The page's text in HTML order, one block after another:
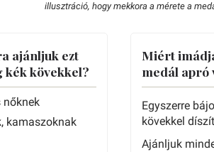
illusztráció, hogy mekkora a mérete a
ajánljuk ezt
kék kövekkel?
nőknek
kamaszoknak
Miért
medál apró
Egyszerre
kövekkel
Ajánljuk